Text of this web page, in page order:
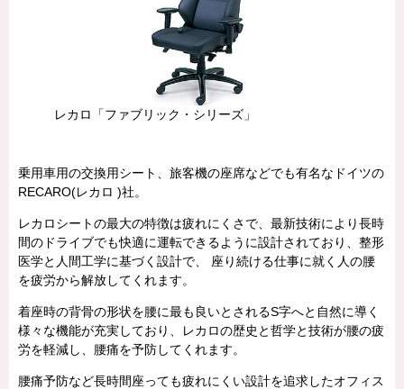
レカロ「ファブリック・シリーズ」
乗用車用の交換用シート、旅客機の座席などでも有名なドイツの
RECARO(レカロ )社。
レカロシートの最大の特徴は疲れにくさで、最新技術により長時
間のドライブでも快適に運転できるように設計されており、整形
医学と人間工学に基づく設計で、 座り続ける仕事に就く人の腰
を疲労から解放してくれます。
着座時の背骨の形状を腰に最も良いとされるS字へと自然に導く
様々な機能が充実しており、レカロの歴史と哲学と技術が腰の疲
労を軽減し、腰痛を予防してくれます。
腰痛予防など長時間座っても疲れにくい設計を追求したオフィス